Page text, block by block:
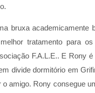
bruxa academicamente
tratamento para
F.A.L.E.. E Rony
divide dormitório em
o amigo. Rony consegue